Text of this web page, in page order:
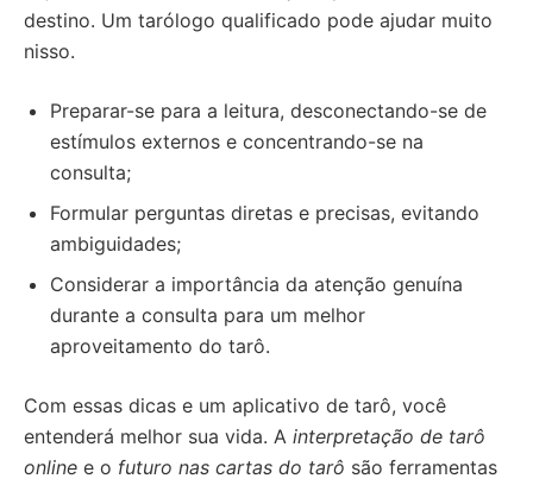
destino. Um tarólogo qualificado pode ajudar muito
nisso.
Preparar-se para a leitura, desconectando-se de
estímulos externos e concentrando-se na
consulta;
Formular perguntas diretas e precisas, evitando
ambiguidades;
Considerar a importância da atenção genuína
durante a consulta para um melhor
aproveitamento do tarô.
Com essas dicas e um aplicativo de tarô, você
entenderá melhor sua vida. A interpretação de tarô
online e o futuro nas cartas do tarô são ferramentas